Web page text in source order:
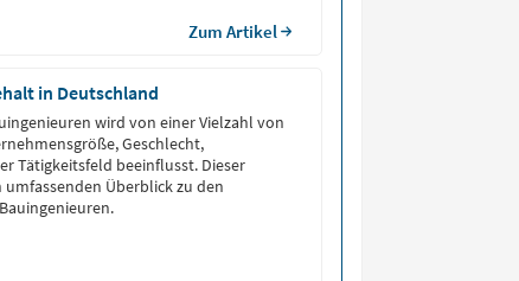
Zum Artikel
in Deutschland
wird von einer Vielzahl von
Geschlecht,
Tätigkeitsfeld beeinflusst. Dieser
Überblick zu den